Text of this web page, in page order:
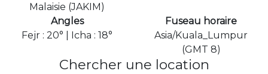
Malaisie (JAKIM)
Angles
Fejr : 20° | Icha : 18°
Fuseau horaire
Asia/Kuala_Lumpur
(GMT 8)
Chercher une location